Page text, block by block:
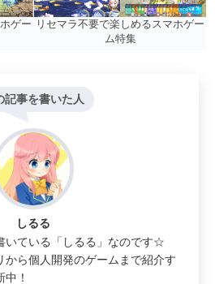
ゲー リセマラ不要で楽しめるスマホゲー
ム特集
記事を書いた人
しるる
いている「しるる」なのです☆
から個人開発のゲームまで紹介す
！